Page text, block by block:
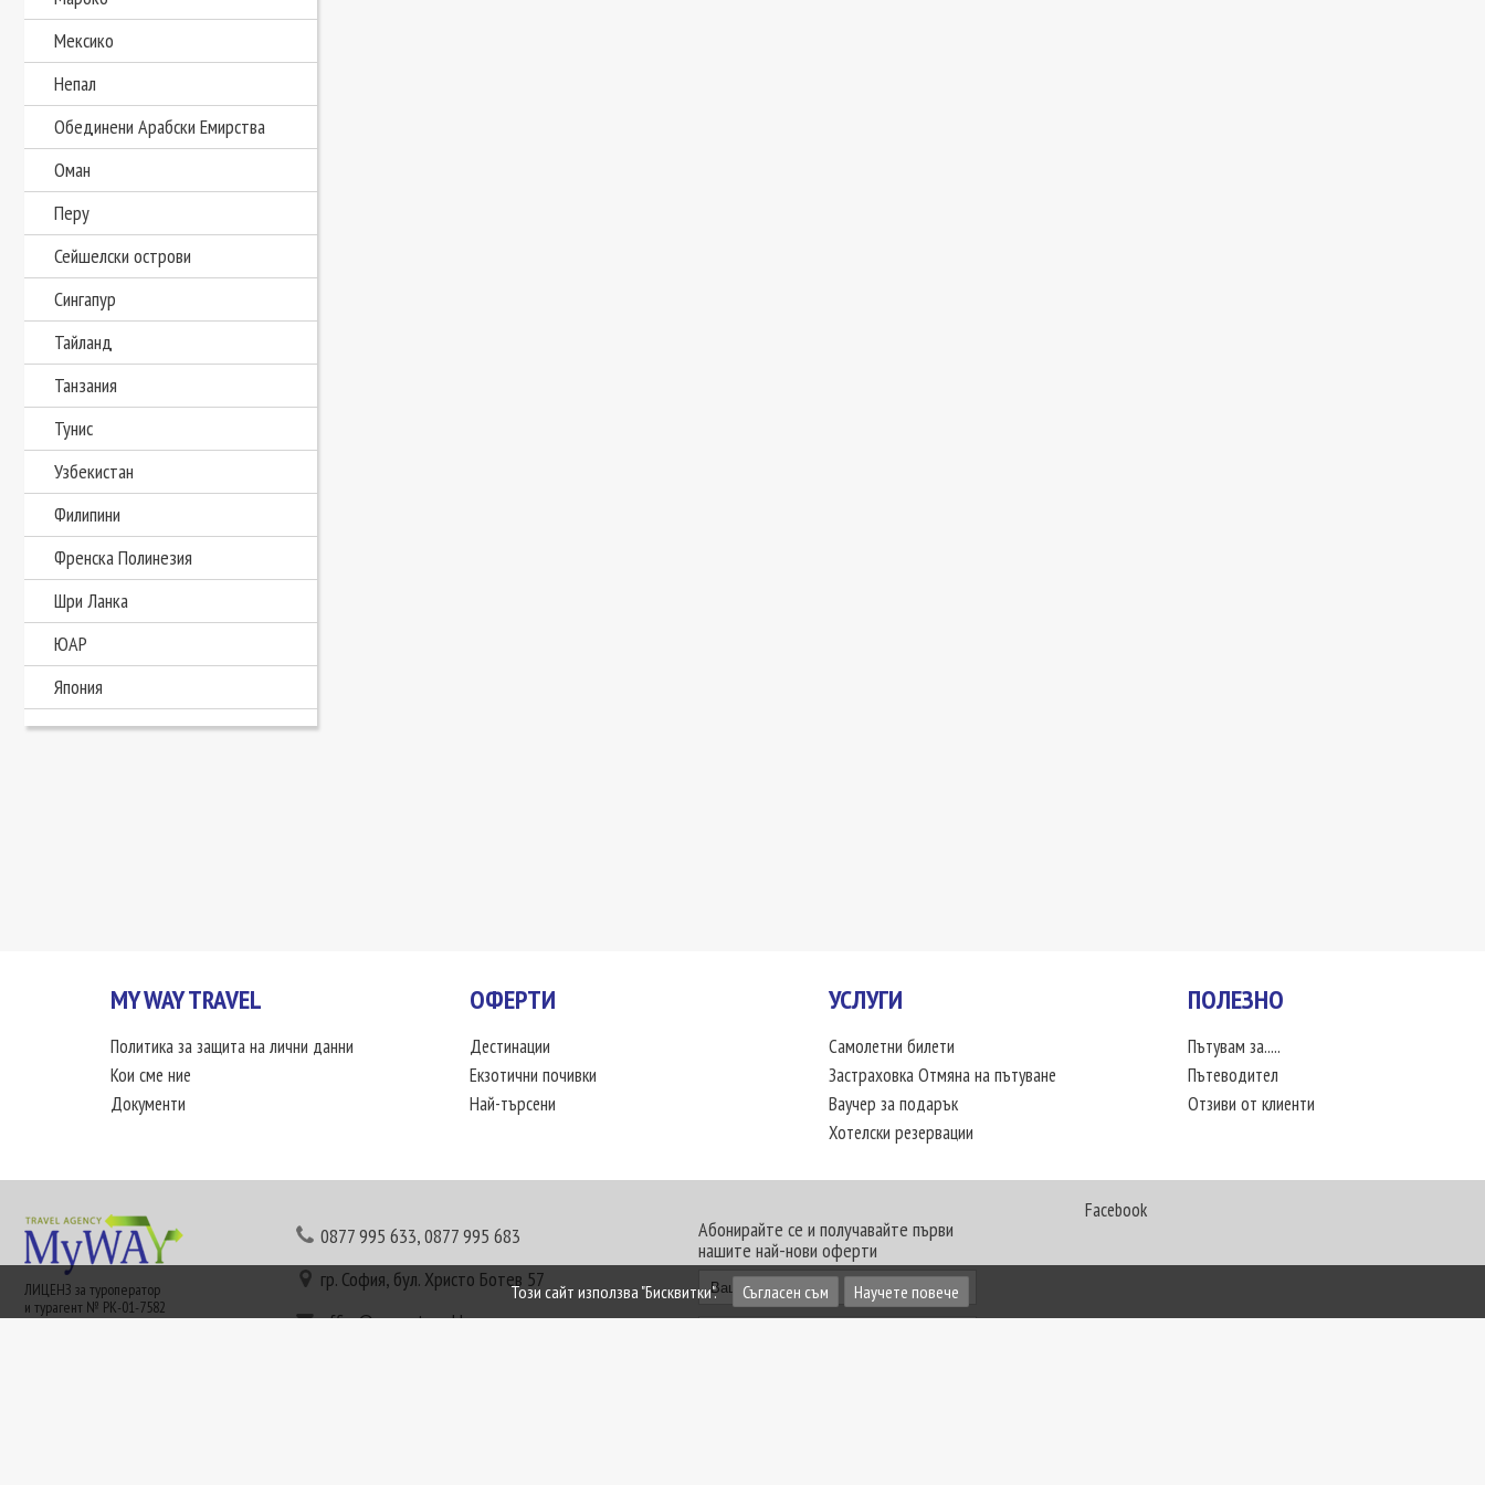
Мексико
Непал
Обединени Арабски Емирства
Оман
Перу
Сейшелски острови
Сингапур
Тайланд
Танзания
Тунис
Узбекистан
Филипини
Френска Полинезия
Шри Ланка
ЮАР
Япония
MY WAY TRAVEL
Политика за защита на лични данни
Кои сме ние
Документи
ОФЕРТИ
Дестинации
Екзотични почивки
Най-търсени
УСЛУГИ
Самолетни билети
Застраховка Отмяна на пътуване
Ваучер за подарък
Хотелски резервации
ПОЛЕЗНО
Пътувам за.....
Пътеводител
Отзиви от клиенти
ЛИЦЕНЗ за туроператор
и турагент № РК-01-7582
0877 995 633,0877 995 683
гр. София, бул. Христо Ботев 57
office@mywaytravel.bg
Абонирайте се и получавайте първи
нашите най-нови оферти
Facebook
Този сайт използва "Бисквитки". Съгласен съм Научете повече